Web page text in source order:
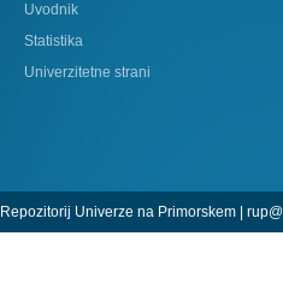
Uvodnik
Statistika
Univerzitetne strani
Repozitorij Univerze na Primorskem |